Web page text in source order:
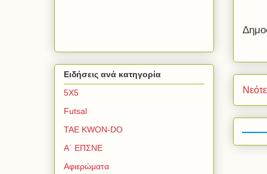
Ειδήσεις ανά κατηγορία
5Χ5
Futsal
TAE KWON-DO
Α΄ ΕΠΣΝΕ
Αφιερώματα